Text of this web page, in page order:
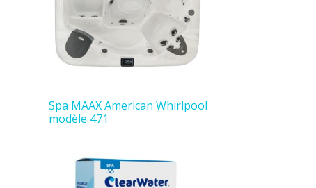
Spa MAAX American Whirlpool
modèle 471